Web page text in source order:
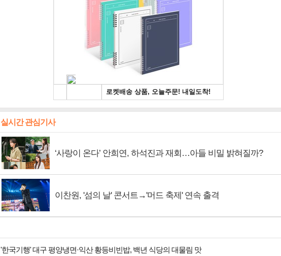
실시간 관심기사
‘사랑이 온다’ 안희연, 하석진과 재회…아들 비밀 밝혀질까?
이찬원, '섬의 날' 콘서트→'머드 축제' 연속 출격
'한국기행' 대구 평양냉면·익산 황등비빈밥, 백년 식당의 대물림 맛